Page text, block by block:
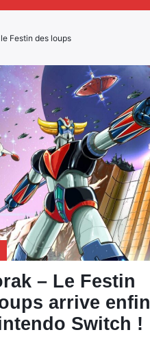
Festin des loups
– Le Festin
arrive enfin
Switch !